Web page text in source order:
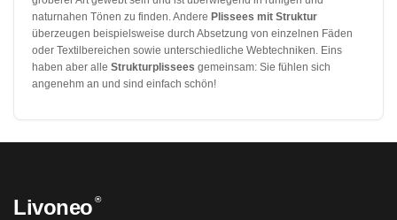
naturnahen Tönen zu finden. Andere Plissees mit Struktur
überzeugen beispielsweise durch Absetzung von einzelnen Fäden
oder Textilbereichen sowie unterschiedliche Webtechniken. Eins
haben aber alle Strukturplissees gemeinsam: Sie fühlen sich
angenehm an und sind einfach schön!
Livoneo ®